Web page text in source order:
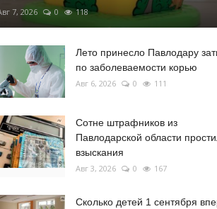
7, 2026 0 118
Лето принесло Павлодару
по заболеваемости корью
Авг 6, 2026 0 111
Сотне штрафников из
Павлодарской области
взыскания
Авг 3, 2026 0 167
Сколько детей 1 сентября